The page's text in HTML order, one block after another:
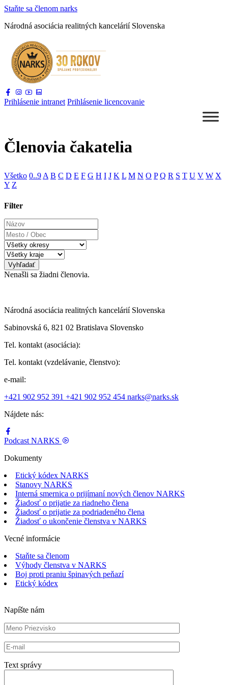
Staňte sa členom narks
Národná asociácia realitných kancelárií Slovenska
Prihlásenie intranet Prihlásenie licencovanie
Členovia čakatelia
Všetko 0..9 A B C D E F G H I J K L M N O P Q R S T U V W X
Y Z
Filter
Názov
Mesto
/
Obec
Vyhľadať
Nenašli sa žiadni členovia.
Národná asociácia realitných kancelárií Slovenska
Sabinovská 6, 821 02 Bratislava Slovensko
Tel. kontakt (asociácia):
Tel. kontakt (vzdelávanie, členstvo):
e-mail:
+421 902 952 391 +421 902 952 454 narks@narks.sk
Nájdete nás:
Podcast NARKS
Dokumenty
Etický kódex NARKS
Stanovy NARKS
Interná smernica o prijímaní nových členov NARKS
Žiadosť o prijatie za riadneho člena
Žiadosť o prijatie za podriadeného člena
Žiadosť o ukončenie členstva v NARKS
Vecné informácie
Staňte sa členom
Výhody členstva v NARKS
Boj proti praniu špinavých peňazí
Etický kódex
Napíšte nám
Text správy